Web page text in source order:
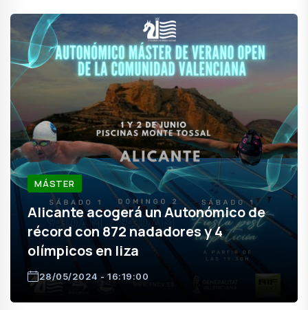
MÁSTER
Alicante acogerá un Autonómico de
récord con 872 nadadores y 4
olímpicos en liza
28/05/2024 - 16:19:00